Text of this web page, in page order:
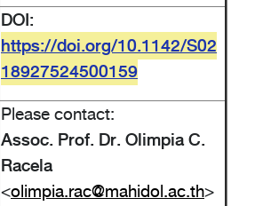
DOI:
https://doi.org/10.1142/S02
18927524500159
Please contact:
Assoc. Prof. Dr. Olimpia C.
Racela
<olimpia.rac@mahidol.ac.th>